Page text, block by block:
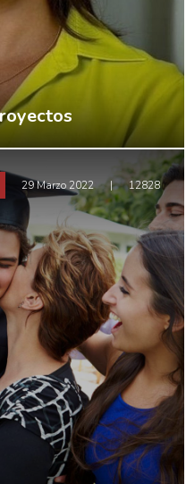
29 Marzo 2022 |
12828